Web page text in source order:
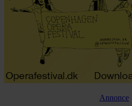
Annonce